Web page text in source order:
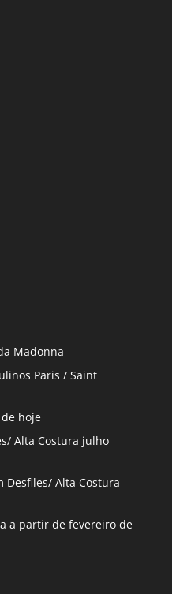
Madonna
Paris / Saint
hoje
Alta Costura julho
Desfiles/ Alta Costura
a partir de fevereiro de